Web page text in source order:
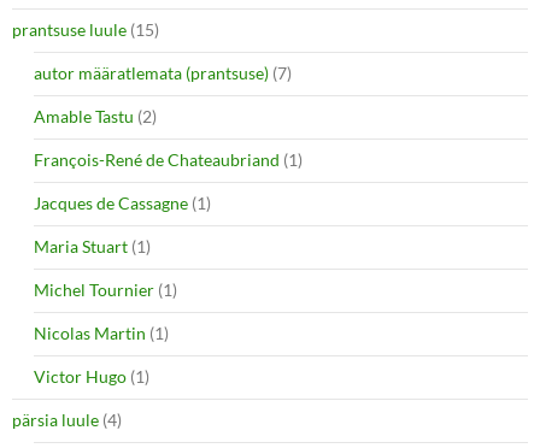
prantsuse luule (15)
autor määratlemata (prantsuse) (7)
Amable Tastu (2)
François-René de Chateaubriand (1)
Jacques de Cassagne (1)
Maria Stuart (1)
Michel Tournier (1)
Nicolas Martin (1)
Victor Hugo (1)
pärsia luule (4)